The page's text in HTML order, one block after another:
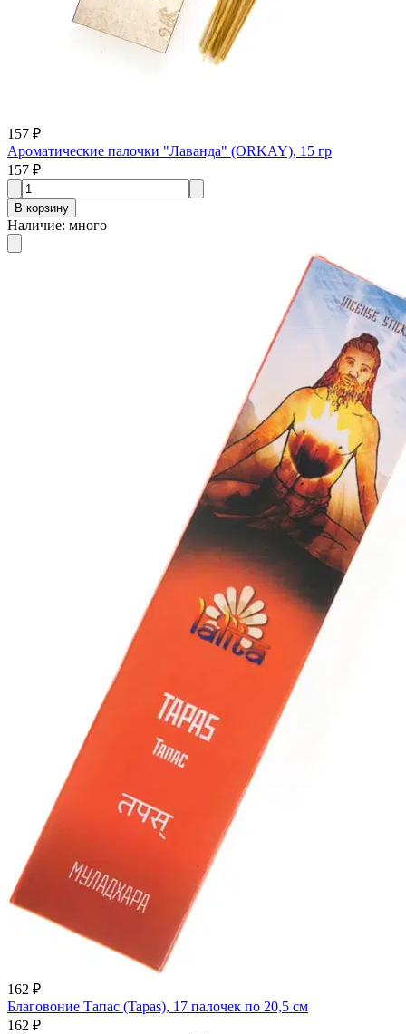
157 ₽
Ароматические палочки "Лаванда" (ORKAY), 15 гр
157 ₽
В корзину
Наличие: много
162 ₽
Благовоние Тапас (Tapas), 17 палочек по 20,5 см
162 ₽